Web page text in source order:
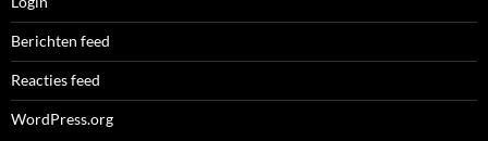
Berichten feed
Reacties feed
WordPress.org